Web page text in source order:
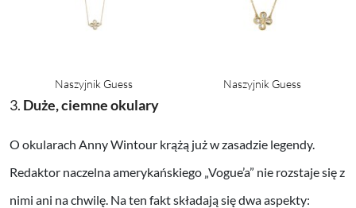
Naszyjnik Guess Naszyjnik Guess
3. Duże, ciemne okulary
O okularach Anny Wintour krążą już w zasadzie legendy.
Redaktor naczelna amerykańskiego „Vogue’a” nie rozstaje się z
nimi ani na chwilę. Na ten fakt składają się dwa aspekty: